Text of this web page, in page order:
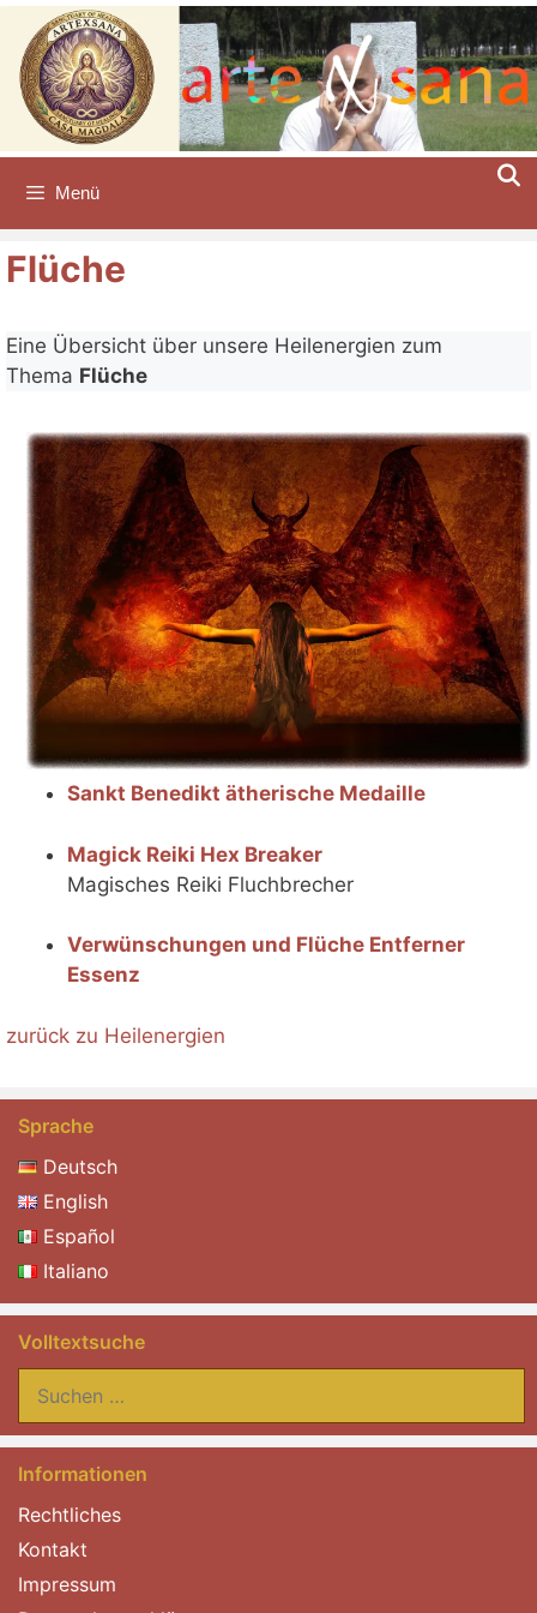
Zum
Inhalt
springen
Menü
Flüche
Eine Übersicht über unsere Heilenergien zum
Thema Flüche
Sankt Benedikt ätherische Medaille
Magick Reiki Hex Breaker
Magisches Reiki Fluchbrecher
Verwünschungen und Flüche Entferner
Essenz
zurück zu Heilenergien
Sprache
Deutsch
English
Español
Italiano
Volltextsuche
nach:
Informationen
Rechtliches
Kontakt
Impressum